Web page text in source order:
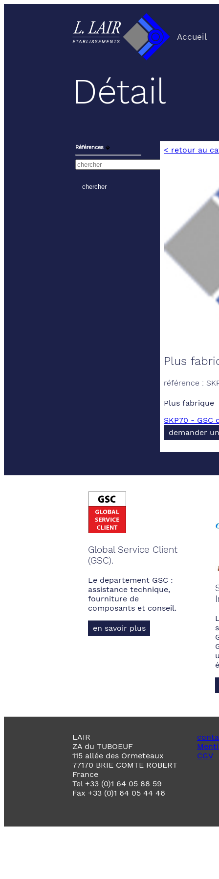
Accueil
Détail
Références ⬙ < retour au
Plus
référence :
Plus fabrique
SKP70 - GSC
demander
Global Service Client
(GSC).
Le departement GSC :
assistance technique,
fourniture de
composants et conseil.
en savoir plus
LAIR
ZA du TUBOEUF
115 allée des Ormeteaux
77170 BRIE COMTE ROBERT
France
Tel +33 (0)1 64 05 88 59
Fax +33 (0)1 64 05 44 46
CGV